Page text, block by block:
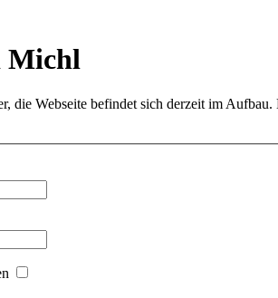
Michl
die Webseite befindet sich derzeit im